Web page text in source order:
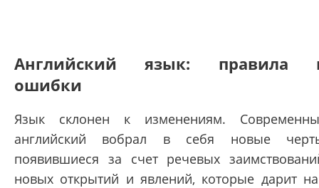
Английский язык: правила
ошибки
Язык склонен к изменениям.
английский вобрал в себя новые
появившиеся за счет речевых
новых открытий и явлений, которые дарит